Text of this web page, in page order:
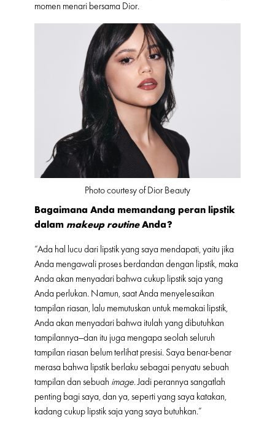
momen menari bersama Dior.
Photo courtesy of Dior Beauty
Bagaimana Anda memandang peran lipstik
dalam makeup routineAnda?
“Ada hal lucu dari lipstik yang saya mendapati, yaitu jika
Anda mengawali proses berdandan dengan lipstik, maka
Anda akan menyadari bahwa cukup lipstik saja yang
Anda perlukan. Namun, saat Anda menyelesaikan
tampilan riasan, lalu memutuskan untuk memakai lipstik,
Anda akan menyadari bahwa itulah yang dibutuhkan
tampilannya—dan itu juga mengapa seolah seluruh
tampilan riasan belum terlihat presisi. Saya benar-benar
merasa bahwa lipstik berlaku sebagai penyatu sebuah
tampilan dan sebuah image. Jadi perannya sangatlah
penting bagi saya, dan ya, seperti yang saya katakan,
kadang cukup lipstik saja yang saya butuhkan.”